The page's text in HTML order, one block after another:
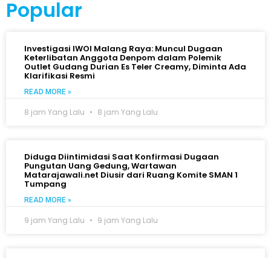
Popular
Investigasi IWOI Malang Raya: Muncul Dugaan
Keterlibatan Anggota Denpom dalam Polemik
Outlet Gudang Durian Es Teler Creamy, Diminta Ada
Klarifikasi Resmi
READ MORE »
8 jam Yang Lalu 8 jam Yang Lalu
Diduga Diintimidasi Saat Konfirmasi Dugaan
Pungutan Uang Gedung, Wartawan
Matarajawali.net Diusir dari Ruang Komite SMAN 1
Tumpang
READ MORE »
9 jam Yang Lalu 9 jam Yang Lalu